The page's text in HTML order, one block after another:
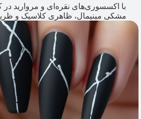
با اکسسوری‌های نقره‌ای و مروارید در
مشکی مینیمال، ظاهری کلاسیک و